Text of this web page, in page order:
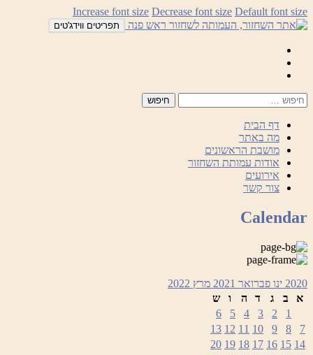
לדלג
לתוכן
Increase font size Decrease font size Default font size
תפריטים ווידג'טים
דף הבית
מה באתר
מושבת הראשונים
אודות עמותת השחזור
אירועים
צור קשר
Calendar
2020 ינו פברואר 2021 מרץ 2022
א
ב ג ד ה ו
ש
1
2
3
4
5
6
7
8
9
10
11
12
13
14
15
16
17
18
19
20